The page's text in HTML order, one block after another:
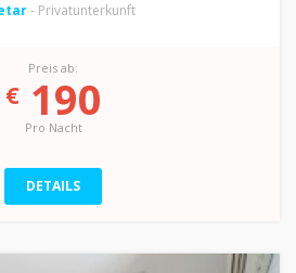
- Privatunterkunft
Preis ab:
€190
Pro Nacht
DETAILS